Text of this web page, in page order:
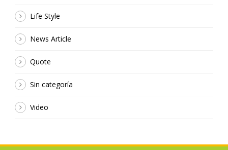
Life Style
News Article
Quote
Sin categoría
Video